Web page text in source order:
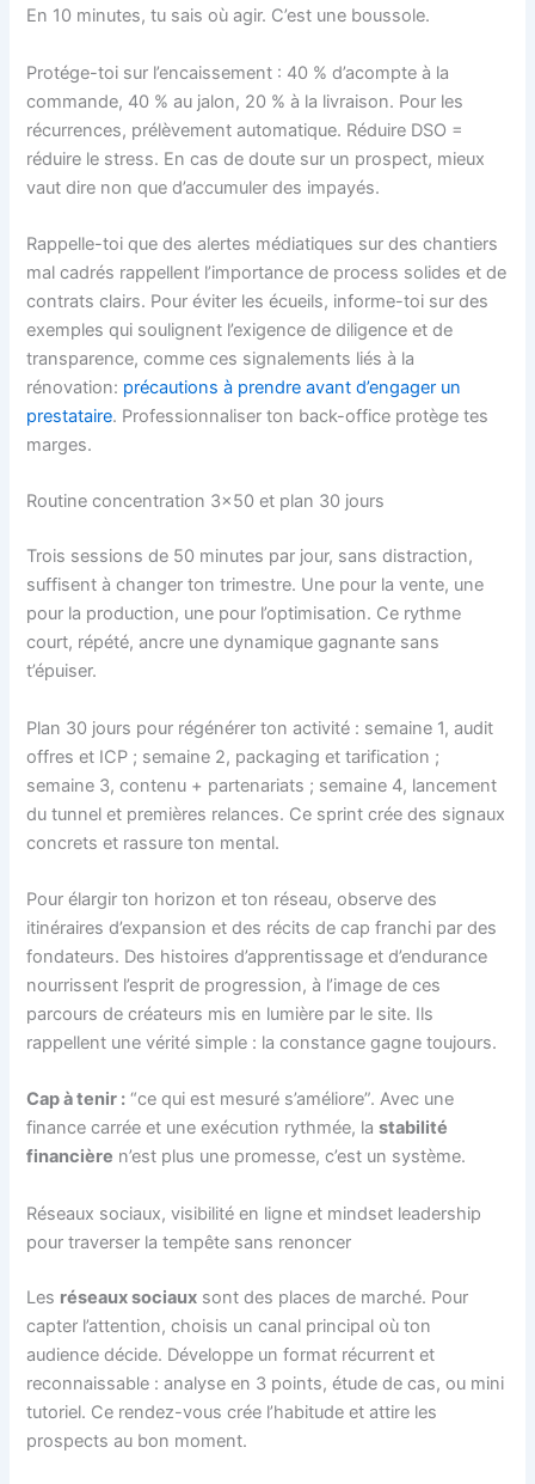
En 10 minutes, tu sais où agir. C’est une boussole.
Protége-toi sur l’encaissement : 40 % d’acompte à la
commande, 40 % au jalon, 20 % à la livraison. Pour les
récurrences, prélèvement automatique. Réduire DSO =
réduire le stress. En cas de doute sur un prospect, mieux
vaut dire non que d’accumuler des impayés.
Rappelle-toi que des alertes médiatiques sur des chantiers
mal cadrés rappellent l’importance de process solides et de
contrats clairs. Pour éviter les écueils, informe-toi sur des
exemples qui soulignent l’exigence de diligence et de
transparence, comme ces signalements liés à la
rénovation: précautions à prendre avant d’engager un
prestataire. Professionnaliser ton back-office protège tes
marges.
Routine concentration 3×50 et plan 30 jours
Trois sessions de 50 minutes par jour, sans distraction,
suffisent à changer ton trimestre. Une pour la vente, une
pour la production, une pour l’optimisation. Ce rythme
court, répété, ancre une dynamique gagnante sans
t’épuiser.
Plan 30 jours pour régénérer ton activité : semaine 1, audit
offres et ICP ; semaine 2, packaging et tarification ;
semaine 3, contenu + partenariats ; semaine 4, lancement
du tunnel et premières relances. Ce sprint crée des signaux
concrets et rassure ton mental.
Pour élargir ton horizon et ton réseau, observe des
itinéraires d’expansion et des récits de cap franchi par des
fondateurs. Des histoires d’apprentissage et d’endurance
nourrissent l’esprit de progression, à l’image de ces
parcours de créateurs mis en lumière par le site. Ils
rappellent une vérité simple : la constance gagne toujours.
Cap à tenir : “ce qui est mesuré s’améliore”. Avec une
finance carrée et une exécution rythmée, lastabilité
financière n’est plus une promesse, c’est un système.
Réseaux sociaux, visibilité en ligne et mindset leadership
pour traverser la tempête sans renoncer
Les réseaux sociaux sont des places de marché. Pour
capter l’attention, choisis un canal principal où ton
audience décide. Développe un format récurrent et
reconnaissable : analyse en 3 points, étude de cas, ou mini
tutoriel. Ce rendez-vous crée l’habitude et attire les
prospects au bon moment.